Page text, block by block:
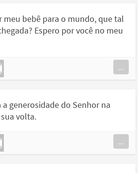
meu bebê para o mundo, que tal
Espero por você no meu
...
a generosidade do Senhor na
volta.
...